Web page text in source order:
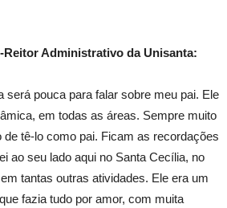
Reitor Administrativo da Unisanta:
será pouca para falar sobre meu pai. Ele
em todas as áreas. Sempre muito
de tê-lo como pai. Ficam as recordações
ao seu lado aqui no Santa Cecília, no
tantas outras atividades. Ele era um
fazia tudo por amor, com muita